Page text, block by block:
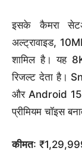
इसके कैमरा
अल्ट्रावाइड,
शामिल है। यह
रिजल्ट देता है।
और Android 15
प्रीमियम चॉइस
कीमत: